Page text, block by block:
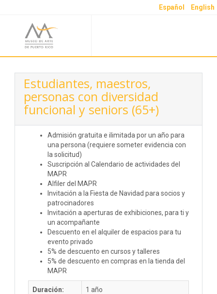
Español English
Estudiantes, maestros,
personas con diversidad
funcional y seniors (65+)
Admisión gratuita e ilimitada por un año para
una persona (requiere someter evidencia con
la solicitud)
Suscripción al Calendario de actividades del
MAPR
Alfiler del MAPR
Invitación a la Fiesta de Navidad para socios y
patrocinadores
Invitación a aperturas de exhibiciones, para ti y
un acompañante
Descuento en el alquiler de espacios para tu
evento privado
5% de descuento en cursos y talleres
5% de descuento en compras en la tienda del
MAPR
Duración: 1 año